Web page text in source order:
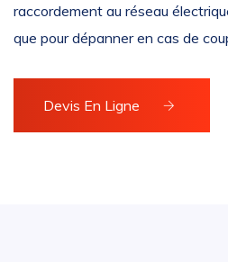
raccordement au réseau
que pour dépanner en cas de
Devis En Ligne